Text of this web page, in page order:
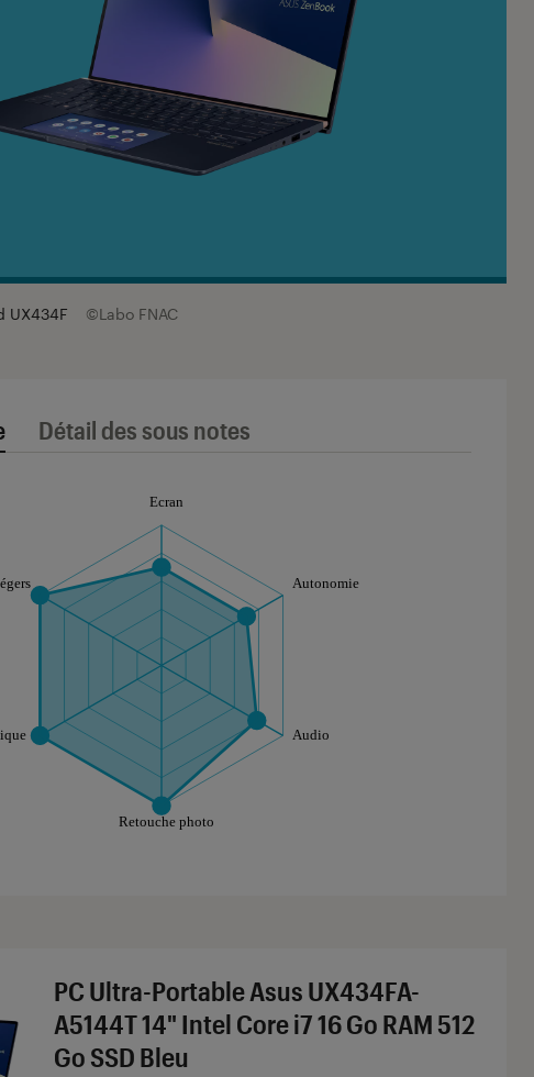
UX434F ©Labo FNAC
Détail des sous notes
de ce graphique sont à retrouver dans l'onglet "Détail
PC Ultra-Portable Asus UX434FA-
A5144T 14" Intel Core i7 16 Go RAM 512
Go SSD Bleu